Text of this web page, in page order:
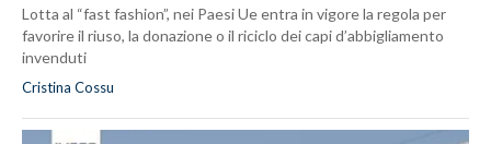
Lotta al “fast fashion”, nei Paesi Ue entra in vigore la regola per
favorire il riuso, la donazione o il riciclo dei capi d’abbigliamento
invenduti
Cristina Cossu